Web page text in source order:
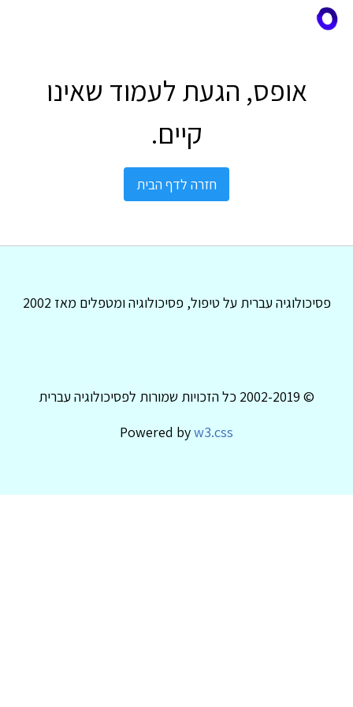
אופס, הגעת לעמוד שאינו
קיים.
חזרה לדף הבית
פסיכולוגיה עברית על טיפול, פסיכולוגיה ומטפלים מאז 2002
© 2002-2019 כל הזכויות שמורות לפסיכולוגיה עברית
Powered byw3.css